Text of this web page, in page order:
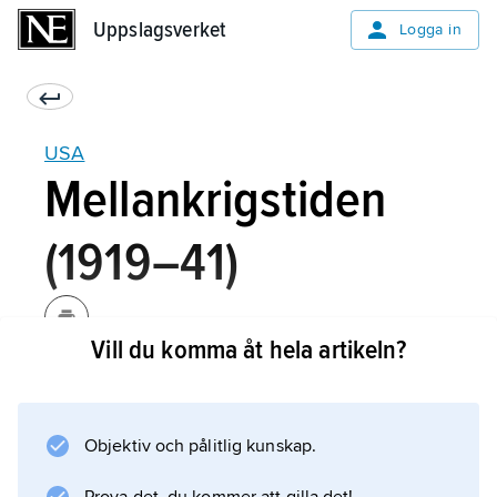
Uppslagsverket Logga in
USA
Mellankrigstiden
(1919–41)
övervann snabbt krisen och gick in i en
högkonjunktur. För farmarna kvarstod
emellertid svårigheterna, eftersom
Vill du komma åt hela artikeln?
Objektiv och pålitlig kunskap.